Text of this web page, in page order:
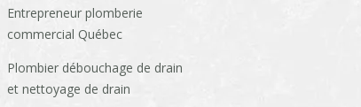
Entrepreneur plomberie
commercial Québec
Plombier débouchage de drain
et nettoyage de drain